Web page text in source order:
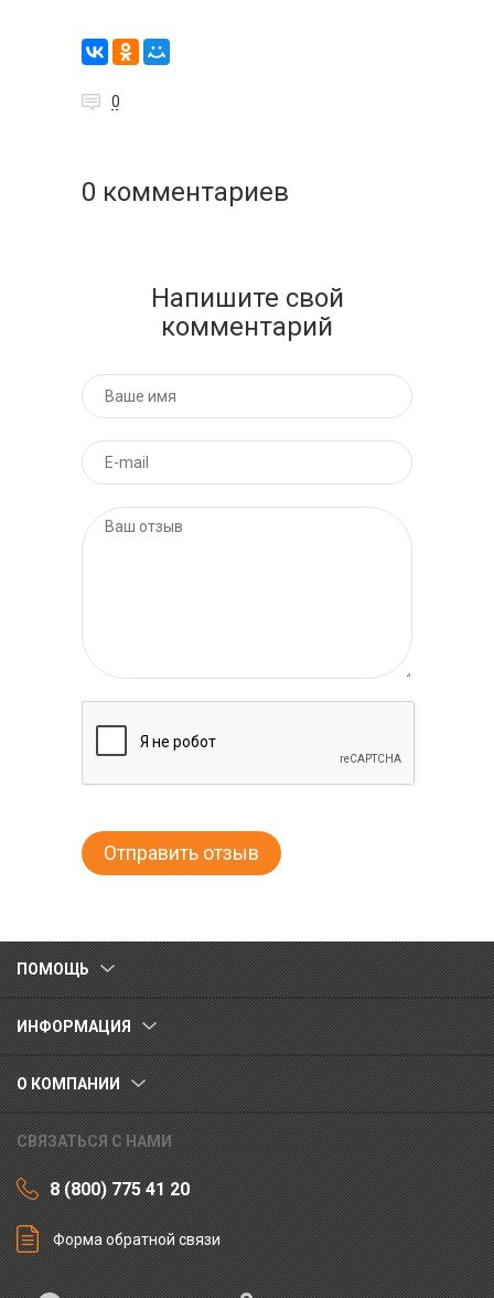
0
0 комментариев
Напишите свой
комментарий
ПОМОЩЬ
ИНФОРМАЦИЯ
О КОМПАНИИ
СВЯЗАТЬСЯ С НАМИ
8 (800) 775 41 20
Форма обратной связи